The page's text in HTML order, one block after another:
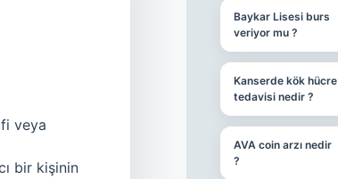
veya
bir kişinin
Baykar Lisesi burs
veriyor mu ?
Kanserde kök hücre
tedavisi nedir ?
AVA coin arzı nedir
?